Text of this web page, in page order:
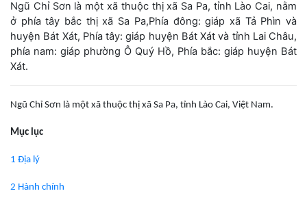
Ngũ Chỉ Sơn là một xã thuộc thị xã Sa Pa, tỉnh Lào Cai, nằm
ở phía tây bắc thị xã Sa Pa,Phía đông: giáp xã Tả Phìn và
huyện Bát Xát, Phía tây: giáp huyện Bát Xát và tỉnh Lai Châu,
phía nam: giáp phường Ô Quý Hồ, Phía bắc: giáp huyện Bát
Xát.
Ngũ Chỉ Sơn là một xã thuộc thị xã Sa Pa, tỉnh Lào Cai, Việt Nam.
Mục lục
1 Địa lý
2 Hành chính